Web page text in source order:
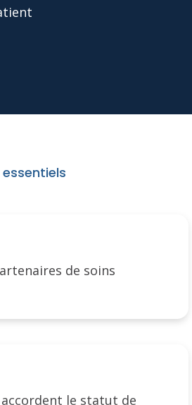
de soins
accordent le statut de